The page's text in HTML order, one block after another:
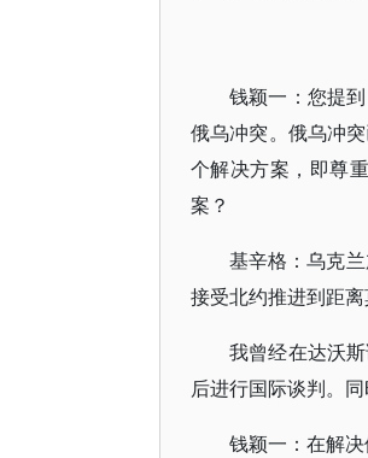
钱颖一：您提
俄乌冲突。俄乌冲
个解决方案，即尊
案？
基辛格：乌克
接受北约推进到距
我曾经在达沃
后进行国际谈判。
钱颖一：在解